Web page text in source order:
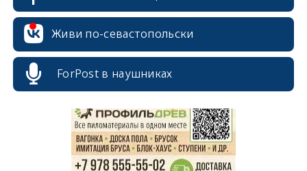
Живи по-севастопольски
ForPost в наушниках
erid: 2SDnjdPjgYS